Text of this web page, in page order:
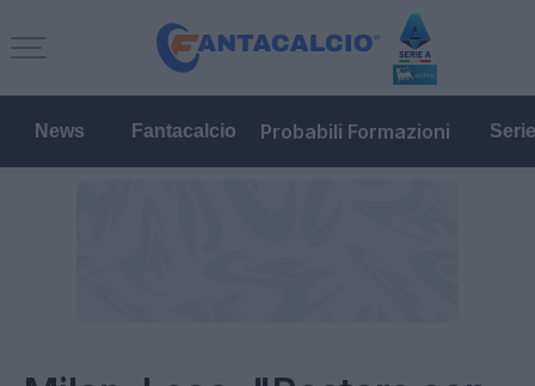
News Fantacalcio Probabili Formazioni